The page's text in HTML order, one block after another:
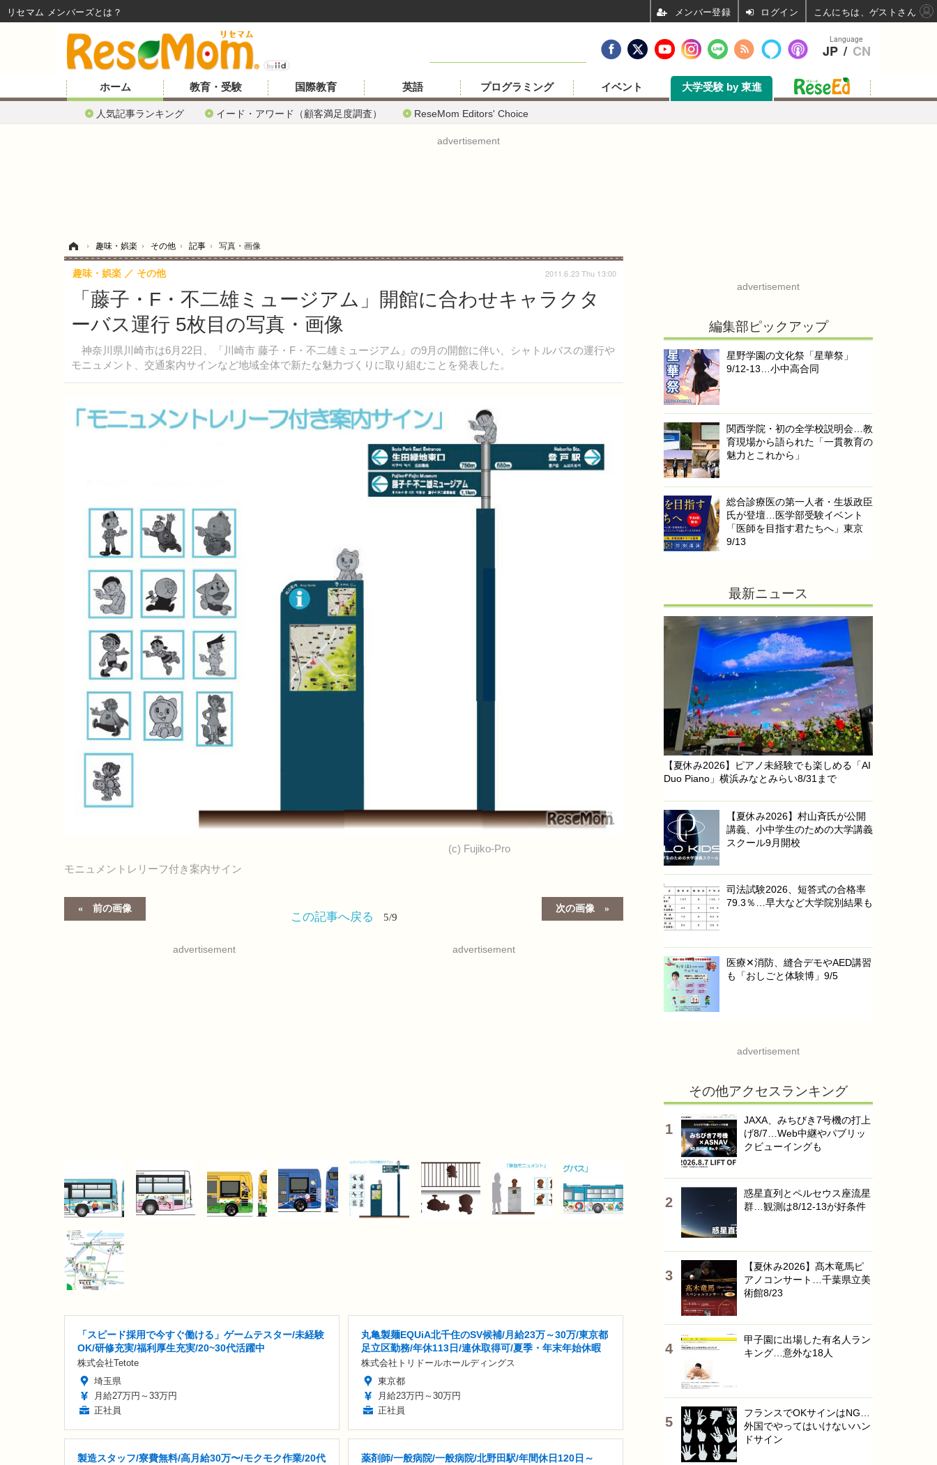
ホーム
人気記事ランキング イード・アワード（顧客満足度調査） ReseMom Editors' Choice
教育・受験 国際教育 英語 プログラミング イベント 大学受験 by 東進
advertisement
› 趣味・娯楽 › その他 › 記事 › 写真・画像
「藤子・F・不二雄ミュージアム」開館に合わせキャラクタ
ーバス運行 5枚目の写真・画像
神奈川県川崎市は6月22日、「川崎市 藤子・F・不二雄ミュージアム」の9月の開館に伴い、シャトルバスの運行や
モニュメント、交通案内サインなど地域全体で新たな魅力づくりに取り組むことを発表した。
趣味・娯楽 その他 2011.6.23 Thu 13:00
(c) Fujiko-Pro
モニュメントレリーフ付き案内サイン
前の画像 次の画像
この記事へ戻る 5/9
advertisement advertisement
「スピード採用で今すぐ働ける」ゲームテスター/未経験
OK/研修充実/福利厚生充実/20~30代活躍中
株式会社Tetote
埼玉県
月給27万円～33万円
正社員
丸亀製麺EQUiA北千住のSV候補/月給23万～30万/東京都
足立区勤務/年休113日/連休取得可/夏季・年末年始休暇
株式会社トリドールホールディングス
東京都
月給23万円～30万円
正社員
製造スタッフ/寮費無料/高月給30万〜/モクモク作業/20代
薬剤師/一般病院/一般病院/北野田駅/年間休日120日～
advertisement
編集部ピックアップ
星野学園の文化祭「星華祭」
9/12-13…小中高合同
関西学院・初の全学校説明会…教
育現場から語られた「一貫教育の
魅力とこれから」
総合診療医の第一人者・生坂政臣
氏が登壇…医学部受験イベント
「医師を目指す君たちへ」東京
9/13
最新ニュース
【夏休み2026】ピアノ未経験でも楽しめる「AI
Duo Piano」横浜みなとみらい8/31まで
【夏休み2026】村山斉氏が公開
講義、小中学生のための大学講義
スクール9月開校
司法試験2026、短答式の合格率
79.3％…早大など大学院別結果も
医療✕消防、縫合デモやAED講習
も「おしごと体験博」9/5
advertisement
その他アクセスランキング
JAXA、みちびき7号機の打上
げ8/7…Web中継やパブリッ
クビューイングも
惑星直列とペルセウス座流星
群…観測は8/12-13が好条件
【夏休み2026】髙木竜馬ピ
アノコンサート…千葉県立美
術館8/23
甲子園に出場した有名人ラン
キング…意外な18人
フランスでOKサインはNG…
外国でやってはいけないハン
ドサイン
Language
JP / CN
リセマム メンバーズ ログイン こんにちは、ゲストさん